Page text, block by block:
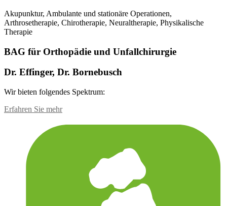
Akupunktur, Ambulante und stationäre Operationen,
Arthrosetherapie, Chirotherapie, Neuraltherapie, Physikalische
Therapie
BAG für Orthopädie und Unfallchirurgie
Dr. Effinger, Dr. Bornebusch
Wir bieten folgendes Spektrum:
Erfahren Sie mehr